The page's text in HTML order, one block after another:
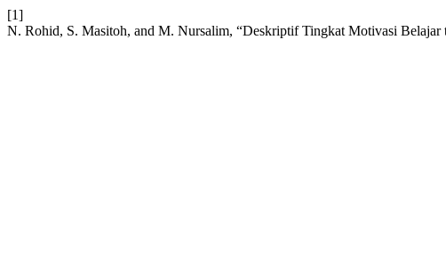
[1]
N. Rohid, S. Masitoh, and M. Nursalim, “Deskriptif Tingkat Motivasi